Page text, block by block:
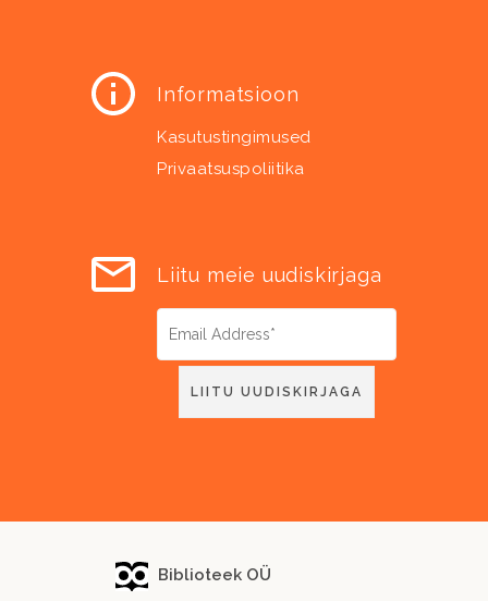
Informatsioon
Kasutustingimused
Privaatsuspoliitika
Liitu meie uudiskirjaga
Biblioteek OÜ